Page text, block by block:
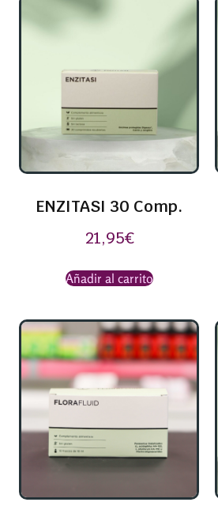
ENZITASI 30 Comp.
21,95€
Añadir al carrito